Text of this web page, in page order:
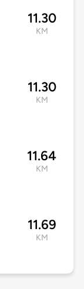
11.30
KM
11.30
KM
11.64
KM
11.69
KM